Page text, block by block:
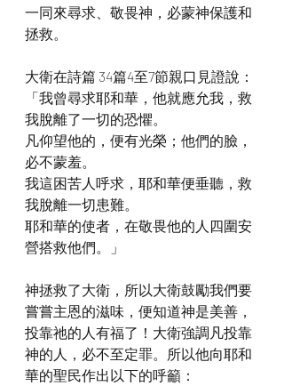
一同來尋求、敬畏神，必蒙神保護和
拯救。
大衛在詩篇 34篇4至7節親口見證說：
「我曾尋求耶和華，他就應允我，救
我脫離了一切的恐懼。
凡仰望他的，便有光榮；他們的臉，
必不蒙羞。
我這困苦人呼求，耶和華便垂聽，救
我脫離一切患難。
耶和華的使者，在敬畏他的人四圍安
營搭救他們。」
神拯救了大衛，所以大衛鼓勵我們要
嘗嘗主恩的滋味，便知道神是美善，
投靠祂的人有福了！大衛強調凡投靠
神的人，必不至定罪。所以他向耶和
華的聖民作出以下的呼籲：